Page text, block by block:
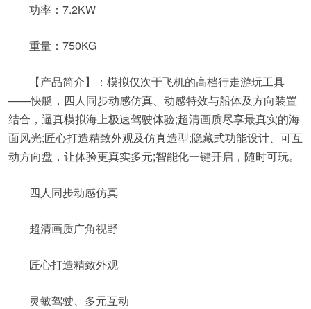
功率：7.2KW
重量：750KG
【产品简介】：模拟仅次于飞机的高档行走游玩工具
——快艇，四人同步动感仿真、动感特效与船体及方向装置
结合，逼真模拟海上极速驾驶体验;超清画质尽享最真实的海
面风光;匠心打造精致外观及仿真造型;隐藏式功能设计、可互
动方向盘，让体验更真实多元;智能化一键开启，随时可玩。
四人同步动感仿真
超清画质广角视野
匠心打造精致外观
灵敏驾驶、多元互动